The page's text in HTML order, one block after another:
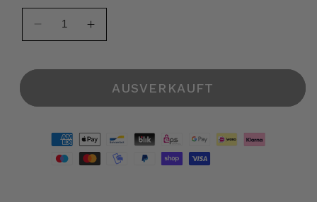
Verringere
die
Praliné
Nuss
Aufstrich,
Erhöhe
die
Praliné
Nuss
Aufstrich,
270g
AUSVERKAUFT